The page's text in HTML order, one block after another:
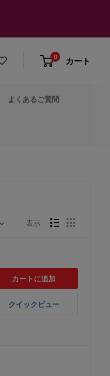
0 カート
よくあるご質問
表示
カートに追加
クイックビュー